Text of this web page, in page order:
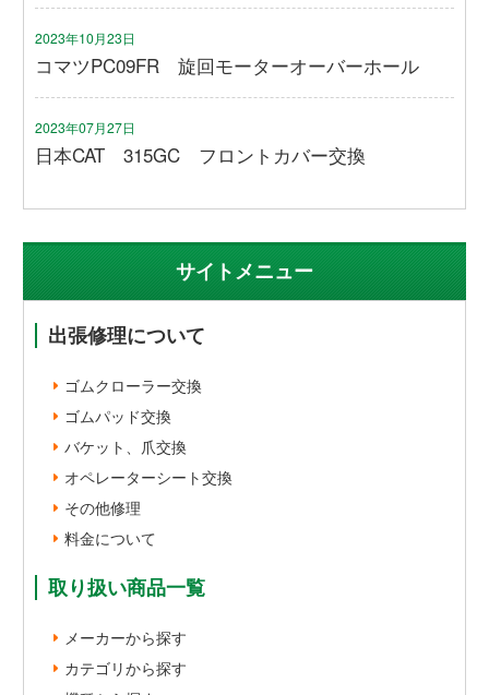
2023年10月23日
コマツPC09FR 旋回モーターオーバーホール
2023年07月27日
日本CAT 315GC フロントカバー交換
サイトメニュー
出張修理について
ゴムクローラー交換
ゴムパッド交換
バケット、爪交換
オペレーターシート交換
その他修理
料金について
取り扱い商品一覧
メーカーから探す
カテゴリから探す